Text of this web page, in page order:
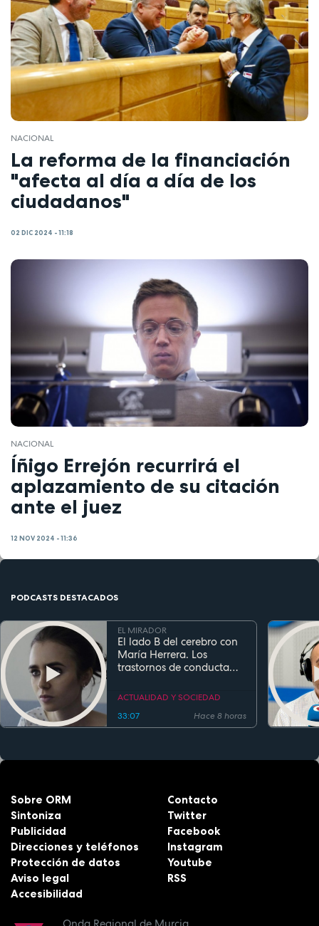
NACIONAL
La reforma de la financiación
"afecta al día a día de los
ciudadanos"
02 DIC 2024 - 11:18
NACIONAL
Íñigo Errejón recurrirá el
aplazamiento de su citación
ante el juez
12 NOV 2024 - 11:36
PODCASTS DESTACADOS
EL MIRADOR
El lado B del cerebro con
María Herrera. Los
trastornos de conducta
ACTUALIDAD Y SOCIEDAD
33:07
Hace 8 horas
Sobre ORM
Sintoniza
Publicidad
Direcciones y teléfonos
Protección de datos
Aviso legal
Accesibilidad
Contacto
Twitter
Facebook
Instagram
Youtube
RSS